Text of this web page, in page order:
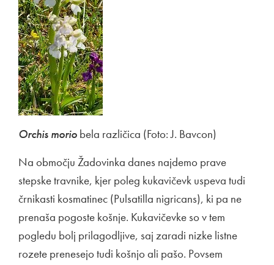
Orchis morio bela različica (Foto: J. Bavcon)
Na območju Žadovinka danes najdemo prave
stepske travnike, kjer poleg kukavičevk uspeva tudi
črnikasti kosmatinec (Pulsatilla nigricans), ki pa ne
prenaša pogoste košnje. Kukavičevke so v tem
pogledu bolj prilagodljive, saj zaradi nizke listne
rozete prenesejo tudi košnjo ali pašo. Povsem